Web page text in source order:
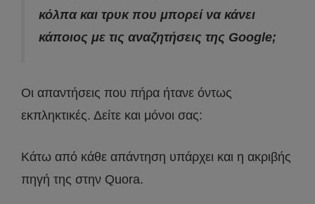
κόλπα και τρυκ που μπορεί να κάνει
κάποιος με τις αναζητήσεις της Google;
Οι απαντήσεις που πήρα ήτανε όντως
εκπληκτικές. Δείτε και μόνοι σας:
Κάτω από κάθε απάντηση υπάρχει και η ακριβής
πηγή της στην Quora.